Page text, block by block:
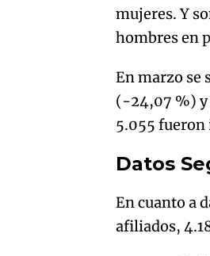
mujeres. Y
hombres en
En marzo se
(-24,07 %) y
5.055
Datos
En cuanto a
afiliados,